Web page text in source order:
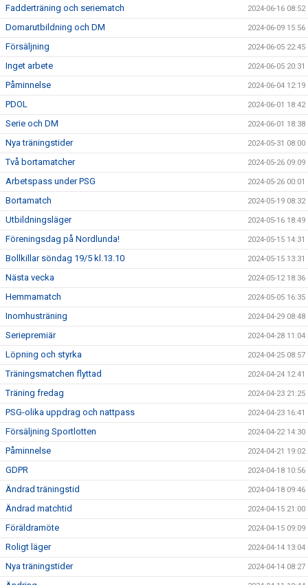
Fadderträning och seriematch 2024-06-16 08:52
Domarutbildning och DM 2024-06-09 15:56
Försäljning 2024-06-05 22:45
Inget arbete 2024-06-05 20:31
Påminnelse 2024-06-04 12:19
PDOL 2024-06-01 18:42
Serie och DM 2024-06-01 18:38
Nya träningstider 2024-05-31 08:00
Två bortamatcher 2024-05-26 09:09
Arbetspass under PSG 2024-05-26 00:01
Bortamatch 2024-05-19 08:32
Utbildningsläger 2024-05-16 18:49
Föreningsdag på Nordlunda! 2024-05-15 14:31
Bollkillar söndag 19/5 kl.13.10 2024-05-15 13:31
Nästa vecka 2024-05-12 18:36
Hemmamatch 2024-05-05 16:35
Inomhusträning 2024-04-29 08:48
Seriepremiär 2024-04-28 11:04
Löpning och styrka 2024-04-25 08:57
Träningsmatchen flyttad 2024-04-24 12:41
Träning fredag 2024-04-23 21:25
PSG-olika uppdrag och nattpass 2024-04-23 16:41
Försäljning Sportlotten 2024-04-22 14:30
Påminnelse 2024-04-21 19:02
GDPR 2024-04-18 10:56
Ändrad träningstid 2024-04-18 09:46
Ändrad matchtid 2024-04-15 21:00
Föräldramöte 2024-04-15 09:09
Roligt läger 2024-04-14 13:04
Nya träningstider 2024-04-14 08:27